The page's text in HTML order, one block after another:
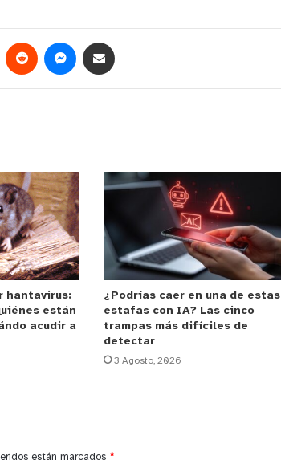
hantavirus:
están
acudir a
¿Podrías caer en una de estas
estafas con IA? Las cinco
trampas más difíciles de
detectar
3 Agosto, 2026
están marcados *